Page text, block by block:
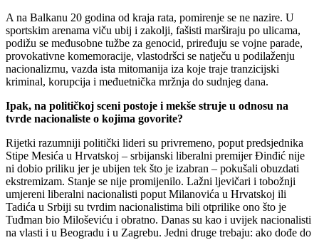
A na Balkanu 20 godina od kraja rata, pomirenje se ne nazire. U
sportskim arenama viču ubij i zakolji, fašisti marširaju po ulicama,
podižu se međusobne tužbe za genocid, priređuju se vojne parade,
provokativne komemoracije, vlastodršci se natječu u podilaženju
nacionalizmu, vazda ista mitomanija iza koje traje tranzicijski
kriminal, korupcija i međuetnička mržnja do sudnjeg dana.
Ipak, na političkoj sceni postoje i mekše struje u odnosu na
tvrde nacionaliste o kojima govorite?
Rijetki razumniji politički lideri su privremeno, poput predsjednika
Stipe Mesića u Hrvatskoj – srbijanski liberalni premijer Đinđić nije
ni dobio priliku jer je ubijen tek što je izabran – pokušali obuzdati
ekstremizam. Stanje se nije promijenilo. Lažni ljevičari i tobožnji
umjereni liberalni nacionalisti poput Milanovića u Hrvatskoj ili
Tadića u Srbiji su tvrdim nacionalistima bili otprilike ono što je
Tuđman bio Miloševiću i obratno. Danas su kao i uvijek nacionalisti
na vlasti i u Beogradu i u Zagrebu. Jedni druge trebaju: ako dođe do